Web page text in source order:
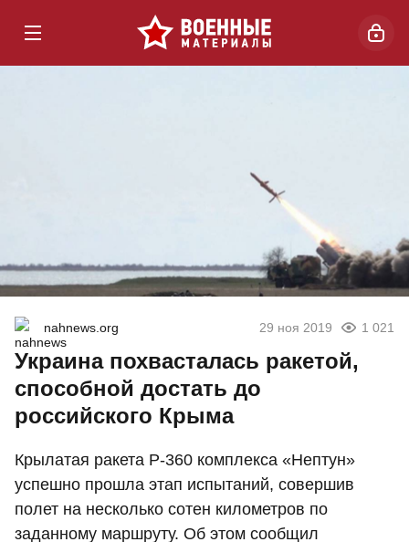
nahnews.org 29 ноя 2019 1 021
Украина похвасталась ракетой,
способной достать до
российского Крыма
Крылатая ракета Р-360 комплекса «Нептун»
успешно прошла этап испытаний, совершив
полет на несколько сотен километров по
заданному маршруту. Об этом сообщил